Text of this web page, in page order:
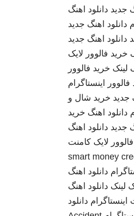
جدید دانلود اهنگ
دانلود اهنگ جدید
دانلود اهنگ جدید
خرید فالوور لایک
لینک خرید فالوور
فالوور اینستاگرام
جدید خرید شال و
دانلود اهنگ خرید
جدید دانلود اهنگ
لایک کامنت
smart money
دانلود اهنگ
لینک دانلود اهنگ
اینستاگرام دانلود